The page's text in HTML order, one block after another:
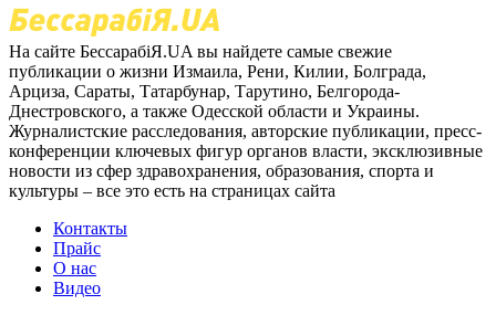
На сайте БессарабіЯ.UA вы найдете самые свежие
публикации о жизни Измаила, Рени, Килии, Болграда,
Арциза, Сараты, Татарбунар, Тарутино, Белгорода-
Днестровского, а также Одесской области и Украины.
Журналистские расследования, авторские публикации, пресс-
конференции ключевых фигур органов власти, эксклюзивные
новости из сфер здравохранения, образования, спорта и
культуры – все это есть на страницах сайта
Контакты
Прайс
О нас
Видео